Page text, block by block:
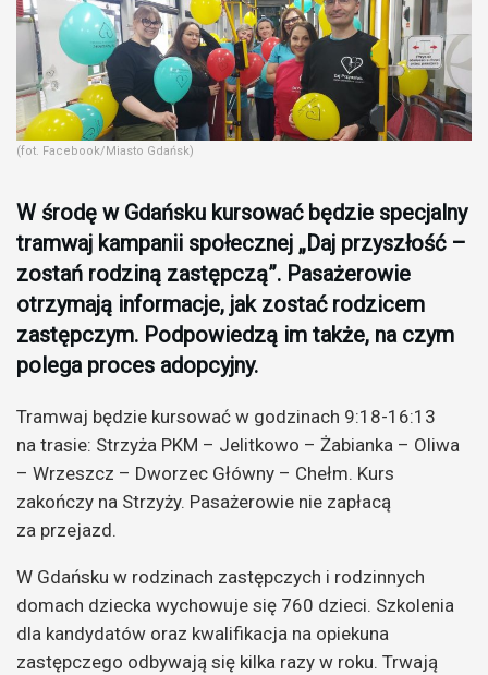
(fot. Facebook/Miasto Gdańsk)
W środę w Gdańsku kursować będzie specjalny
tramwaj kampanii społecznej „Daj przyszłość –
zostań rodziną zastępczą”. Pasażerowie
otrzymają informacje, jak zostać rodzicem
zastępczym. Podpowiedzą im także, na czym
polega proces adopcyjny.
Tramwaj będzie kursować w godzinach 9:18-16:13
na trasie: Strzyża PKM – Jelitkowo – Żabianka – Oliwa
– Wrzeszcz – Dworzec Główny – Chełm. Kurs
zakończy na Strzyży. Pasażerowie nie zapłacą
za przejazd.
W Gdańsku w rodzinach zastępczych i rodzinnych
domach dziecka wychowuje się 760 dzieci. Szkolenia
dla kandydatów oraz kwalifikacja na opiekuna
zastępczego odbywają się kilka razy w roku. Trwają